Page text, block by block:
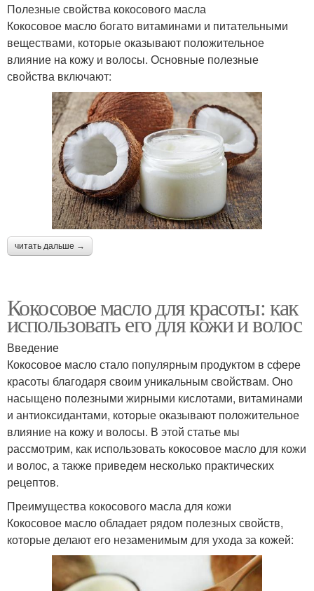
Полезные свойства кокосового масла
Кокосовое масло богато витаминами и питательными
веществами, которые оказывают положительное
влияние на кожу и волосы. Основные полезные
свойства включают:
читать дальше →
Кокосовое масло для красоты: как
использовать его для кожи и волос
Введение
Кокосовое масло стало популярным продуктом в сфере
красоты благодаря своим уникальным свойствам. Оно
насыщено полезными жирными кислотами, витаминами
и антиоксидантами, которые оказывают положительное
влияние на кожу и волосы. В этой статье мы
рассмотрим, как использовать кокосовое масло для кожи
и волос, а также приведем несколько практических
рецептов.
Преимущества кокосового масла для кожи
Кокосовое масло обладает рядом полезных свойств,
которые делают его незаменимым для ухода за кожей: